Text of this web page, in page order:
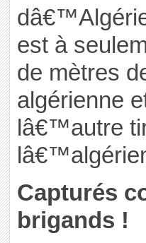
est à
de mètres
algérienne
lâ€™autre
Capturés
brigands !